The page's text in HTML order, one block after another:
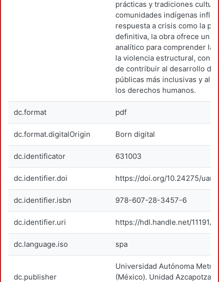
prácticas y tradiciones
comunidades indígenas
respuesta a crisis como la
definitiva, la obra ofrece un
analítico para comprender la
la violencia estructural, con
de contribuir al desarrollo de
públicas más inclusivas y
los derechos humanos.
dc.format pdf
dc.format.digitalOrigin Born digital
dc.identificator 631003
dc.identifier.doi https://doi.org/10.24275/
dc.identifier.isbn 978-607-28-3457-6
dc.identifier.uri https://hdl.handle.net/11191/
dc.language.iso spa
dc.publisher
Universidad Autónoma
(México). Unidad